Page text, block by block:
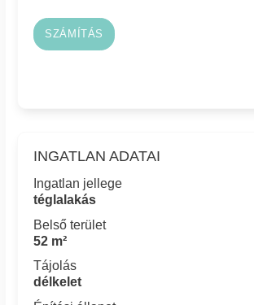
SZÁMÍTÁS
INGATLAN ADATAI
Ingatlan jellege
téglalakás
Belső terület
52 m²
Tájolás
délkelet